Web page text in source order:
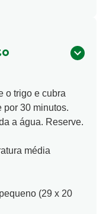
o trigo e cubra
por 30 minutos.
a água. Reserve.
média
(29 x 20